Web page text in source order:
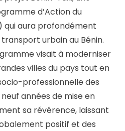
d’Action du
qui aura profondément
urbain au Bénin.
visait à moderniser
villes du pays tout en
professionnelle des
années de mise en
sa révérence, laissant
positif et des